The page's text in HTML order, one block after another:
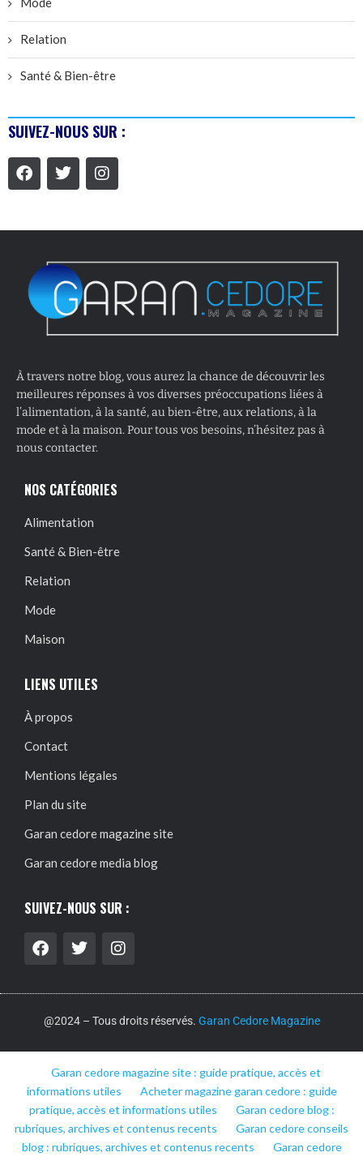
Relation
Santé & Bien-être
SUIVEZ-NOUS SUR :
À travers notre blog, vous aurez la chance de découvrir les
meilleures réponses à vos diverses préoccupations liées à
l’alimentation, à la santé, au bien-être, aux relations, à la
mode et à la maison. Pour tous vos besoins, n’hésitez pas à
nous contacter.
NOS CATÉGORIES
Alimentation
Santé & Bien-être
Relation
Mode
Maison
LIENS UTILES
À propos
Contact
Mentions légales
Plan du site
Garan cedore magazine site
Garan cedore media blog
SUIVEZ-NOUS SUR :
@2024 – Tous droits réservés. Garan Cedore Magazine
Garan cedore magazine site : guide pratique, accès et
informations utiles
Acheter magazine garan cedore : guide
pratique, accès et informations utiles
Garan cedore blog :
rubriques, archives et contenus recents
Garan cedore conseils
blog : rubriques, archives et contenus recents
Garan cedore